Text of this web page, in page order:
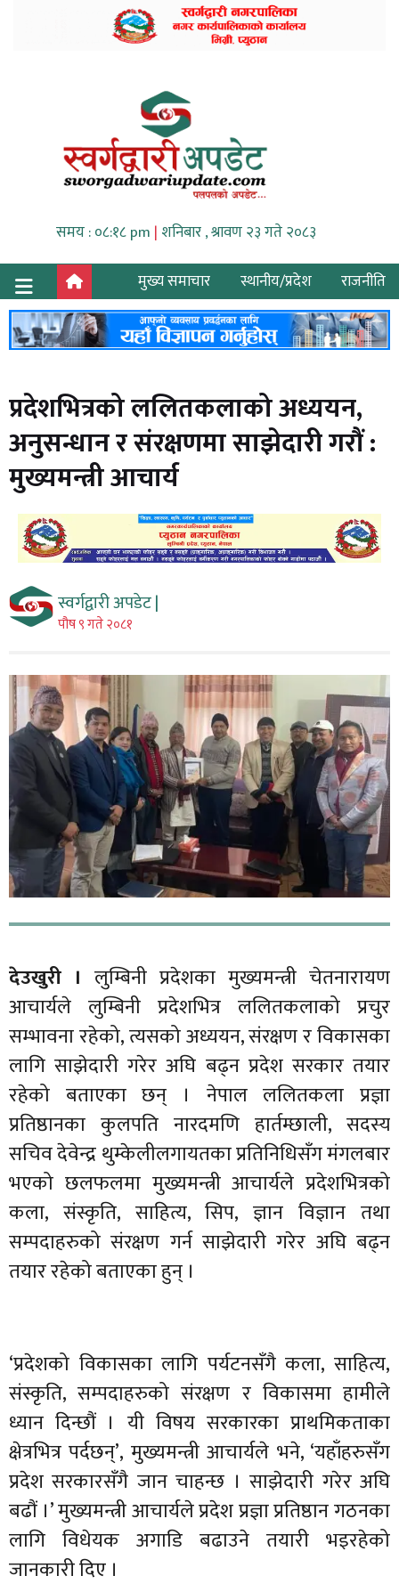
समय : ०८:१८ pm | शनिबार , श्रावण २३ गते २०८३
मुख्य समाचार
स्थानीय/प्रदेश राजनीति
प्रदेशभित्रको ललितकलाको अध्ययन,
अनुसन्धान र संरक्षणमा साझेदारी गरौं :
मुख्यमन्त्री आचार्य
स्वर्गद्वारी अपडेट |
पौष ९ गते २०८१
देउखुरी । लुम्बिनी प्रदेशका मुख्यमन्त्री चेतनारायण
आचार्यले लुम्बिनी प्रदेशभित्र ललितकलाको प्रचुर
सम्भावना रहेको, त्यसको अध्ययन, संरक्षण र विकासका
लागि साझेदारी गरेर अघि बढ्न प्रदेश सरकार तयार
रहेको बताएका छन् । नेपाल ललितकला प्रज्ञा
प्रतिष्ठानका कुलपति नारदमणि हार्तम्छाली, सदस्य
सचिव देवेन्द्र थुम्केलीलगायतका प्रतिनिधिसँग मंगलबार
भएको छलफलमा मुख्यमन्त्री आचार्यले प्रदेशभित्रको
कला, संस्कृति, साहित्य, सिप, ज्ञान विज्ञान तथा
सम्पदाहरुको संरक्षण गर्न साझेदारी गरेर अघि बढ्न
तयार रहेको बताएका हुन् ।
‘प्रदेशको विकासका लागि पर्यटनसँगै कला, साहित्य,
संस्कृति, सम्पदाहरुको संरक्षण र विकासमा हामीले
ध्यान दिन्छौं । यी विषय सरकारका प्राथमिकताका
क्षेत्रभित्र पर्दछन्’, मुख्यमन्त्री आचार्यले भने, ‘यहाँहरुसँग
प्रदेश सरकारसँगै जान चाहन्छ । साझेदारी गरेर अघि
बढौं ।’ मुख्यमन्त्री आचार्यले प्रदेश प्रज्ञा प्रतिष्ठान गठनका
लागि विधेयक अगाडि बढाउने तयारी भइरहेको
जानकारी दिए ।